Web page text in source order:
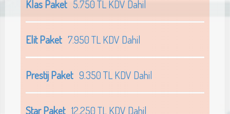
Klas Paket5.750 TL KDV Dahil
Elit Paket7.950 TL KDV Dahil
Prestij Paket9.350 TL KDV Dahil
Star Paket12.250 TL KDV Dahil